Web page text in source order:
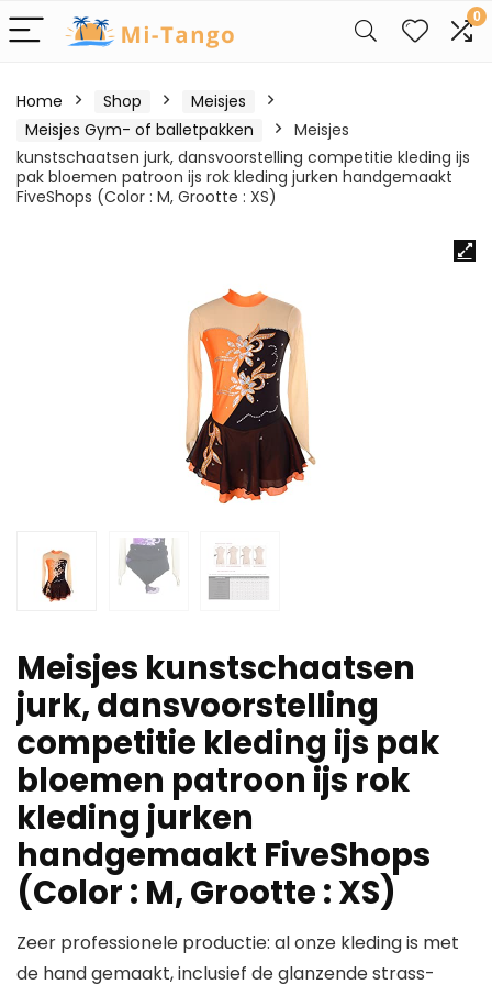
0
Home Shop
Meisjes
Meisjes Gym- of balletpakken
Meisjes
kunstschaatsen jurk, dansvoorstelling competitie kleding ijs
pak bloemen patroon ijs rok kleding jurken handgemaakt
FiveShops (Color : M, Grootte : XS)
Meisjes kunstschaatsen
jurk, dansvoorstelling
competitie kleding ijs pak
bloemen patroon ijs rok
kleding jurken
handgemaakt FiveShops
(Color : M, Grootte : XS)
Zeer professionele productie: al onze kleding is met
de hand gemaakt, inclusief de glanzende strass-